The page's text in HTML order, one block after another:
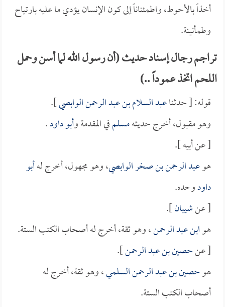
أخذاً بالأحوط، واطمئناناً إلى كون الإنسان يؤدي ما عليه بارتياح
وطمأنينة.
تراجم رجال إسناد حديث (أن رسول الله لما أسن وحمل
اللحم اتخذ عموداً ..)
قوله: [ حدثناعبد السلام بن عبد الرحمن الوابصي].
وهو مقبول، أخرج حديثهمسلمفي المقدمة وأبو داود.
[ عن أبيه ].
هوعبد الرحمن بن صخر الوابصي، وهو مجهول، أخرج لهأبو
داودوحده.
[ عنشيبان].
هوابن عبد الرحمن، وهو ثقة، أخرج له أصحاب الكتب الستة.
[ عنحصين بن عبد الرحمن].
هوحصين بن عبد الرحمن السلمي، وهو ثقة، أخرج له
أصحاب الكتب الستة.